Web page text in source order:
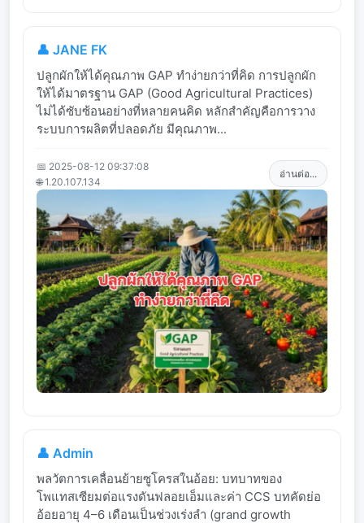
👤 JANE FK
ปลูกผักให้ได้คุณภาพ GAP ทำง่ายกว่าที่คิด การปลูกผัก
ให้ได้มาตรฐาน GAP (Good Agricultural Practices)
ไม่ได้ซับซ้อนอย่างที่หลายคนคิด หลักสำคัญคือการวาง
ระบบการผลิตที่ปลอดภัย มีคุณภาพ...
📅 2025-08-12 09:37:08
🌐 1.20.107.134
อ่านต่อ...
👤 Admin
พลวัตการเคลื่อนย้ายซูโครสในอ้อย: บทบาทของ
โพแทสเซียมต่อแรงดันฟลอยเอ็มและค่า CCS บทคัดย่อ
อ้อยอายุ 4–6 เดือนเป็นช่วงเร่งลำ (grand growth